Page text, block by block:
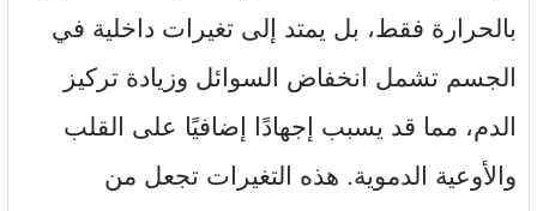
بالحرارة فقط، بل يمتد إلى تغيرات داخلية في
الجسم تشمل انخفاض السوائل وزيادة تركيز
الدم، مما قد يسبب إجهادًا إضافيًا على القلب
والأوعية الدموية. هذه التغيرات تجعل من